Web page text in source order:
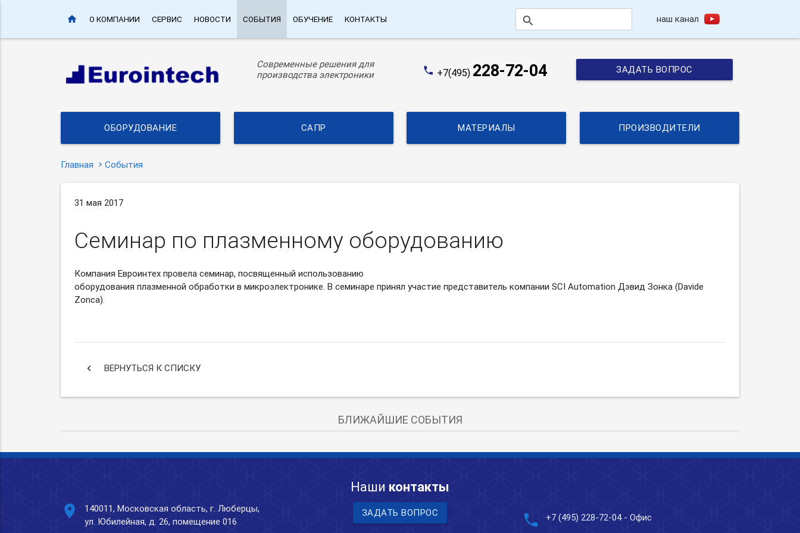
home О КОМПАНИИ СЕРВИС НОВОСТИ СОБЫТИЯ ОБУЧЕНИЕ КОНТАКТЫ search наш канал
Современные решения для
производства электроники
phone +7(495) 228-72-04 ЗАДАТЬ ВОПРОС
ОБОРУДОВАНИЕ САПР МАТЕРИАЛЫ ПРОИЗВОДИТЕЛИ
Главная События
31 мая 2017
Семинар по плазменному оборудованию
Компания Евроинтех провела семинар, посвященный использованию
оборудования плазменной обработки в микроэлектронике. В семинаре принял участие представитель компании SCI Automation Дэвид Зонка (Davide
Zonca).
keyboard_arrow_left ВЕРНУТЬСЯ К СПИСКУ
БЛИЖАЙШИЕ СОБЫТИЯ
Наши контакты
place
140011, Московская область, г. Люберцы,
ул. Юбилейная, д. 26, помещение 016
ЗАДАТЬ ВОПРОС phone +7 (495) 228-72-04- Офис